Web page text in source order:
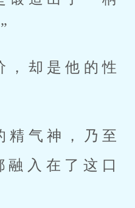
，却是他的性
精气神，乃至
融入在了这口